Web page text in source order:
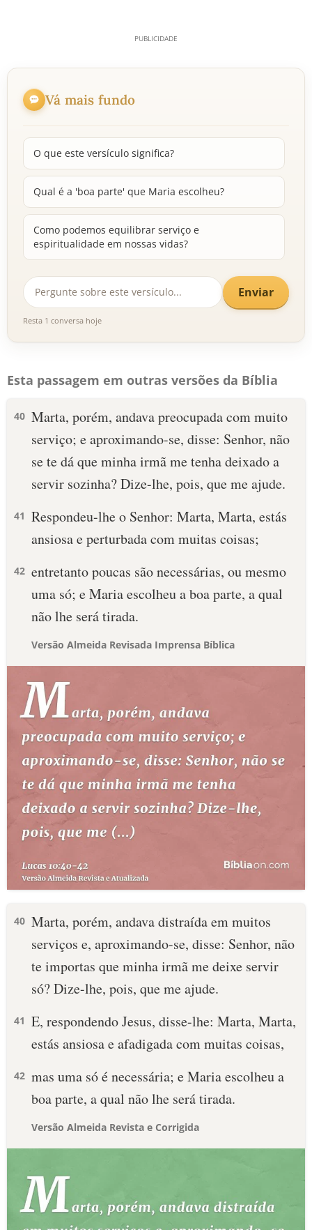
Vá mais fundo
O que este versículo significa?
Qual é a 'boa parte' que Maria escolheu?
Como podemos equilibrar serviço e
espiritualidade em nossas vidas?
Enviar
Resta 1 conversa hoje
Esta passagem em outras versões da Bíblia
40 Marta, porém, andava preocupada com muito
serviço; e aproximando-se, disse: Senhor, não
se te dá que minha irmã me tenha deixado a
servir sozinha? Dize-lhe, pois, que me ajude.
41 Respondeu-lhe o Senhor: Marta, Marta, estás
ansiosa e perturbada com muitas coisas;
42 entretanto poucas são necessárias, ou mesmo
uma só; e Maria escolheu a boa parte, a qual
não lhe será tirada.
Versão Almeida Revisada Imprensa Bíblica
40 Marta, porém, andava distraída em muitos
serviços e, aproximando-se, disse: Senhor, não
te importas que minha irmã me deixe servir
só? Dize-lhe, pois, que me ajude.
41 E, respondendo Jesus, disse-lhe: Marta, Marta,
estás ansiosa e afadigada com muitas coisas,
42 mas uma só é necessária; e Maria escolheu a
boa parte, a qual não lhe será tirada.
Versão Almeida Revista e Corrigida